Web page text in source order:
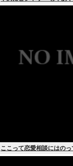
でだけ吸ってればいい」
ここって恋愛相談にはのっ